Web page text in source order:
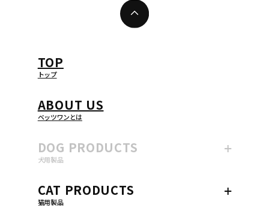
TOP
トップ
ABOUT US
ベッツワンとは
DOG PRODUCTS
犬用製品
CAT PRODUCTS
猫用製品